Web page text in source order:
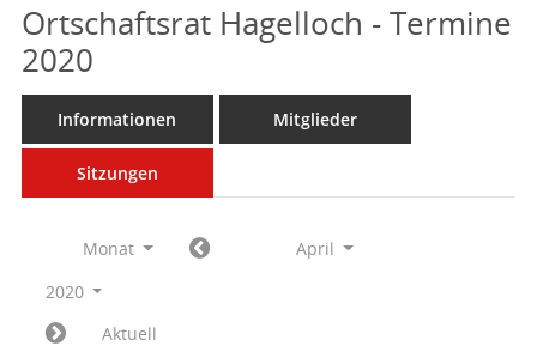
Ortschaftsrat Hagelloch - Termine
2020
Informationen Mitglieder
Sitzungen
Monat
April
2020
Aktuell